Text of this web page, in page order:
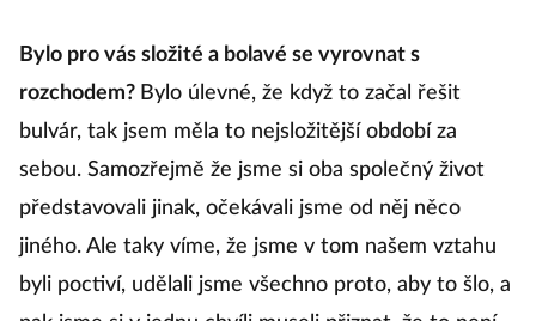
Bylo pro vás složité a bolavé se vyrovnat s
rozchodem? Bylo úlevné, že když to začal řešit
bulvár, tak jsem měla to nejsložitější období za
sebou. Samozřejmě že jsme si oba společný život
představovali jinak, očekávali jsme od něj něco
jiného. Ale taky víme, že jsme v tom našem vztahu
byli poctiví, udělali jsme všechno proto, aby to šlo, a